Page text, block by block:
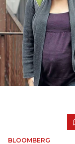
BLOOMBERG